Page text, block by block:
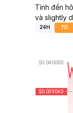
Tính đến
và slightly
24H 7D